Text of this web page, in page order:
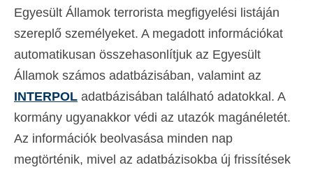
Egyesült Államok terrorista megfigyelési listáján
szereplő személyeket. A megadott információkat
automatikusan összehasonlítjuk az Egyesült
Államok számos adatbázisában, valamint az
INTERPOL adatbázisában található adatokkal. A
kormány ugyanakkor védi az utazók magánéletét.
Az információk beolvasása minden nap
megtörténik, mivel az adatbázisokba új frissítések